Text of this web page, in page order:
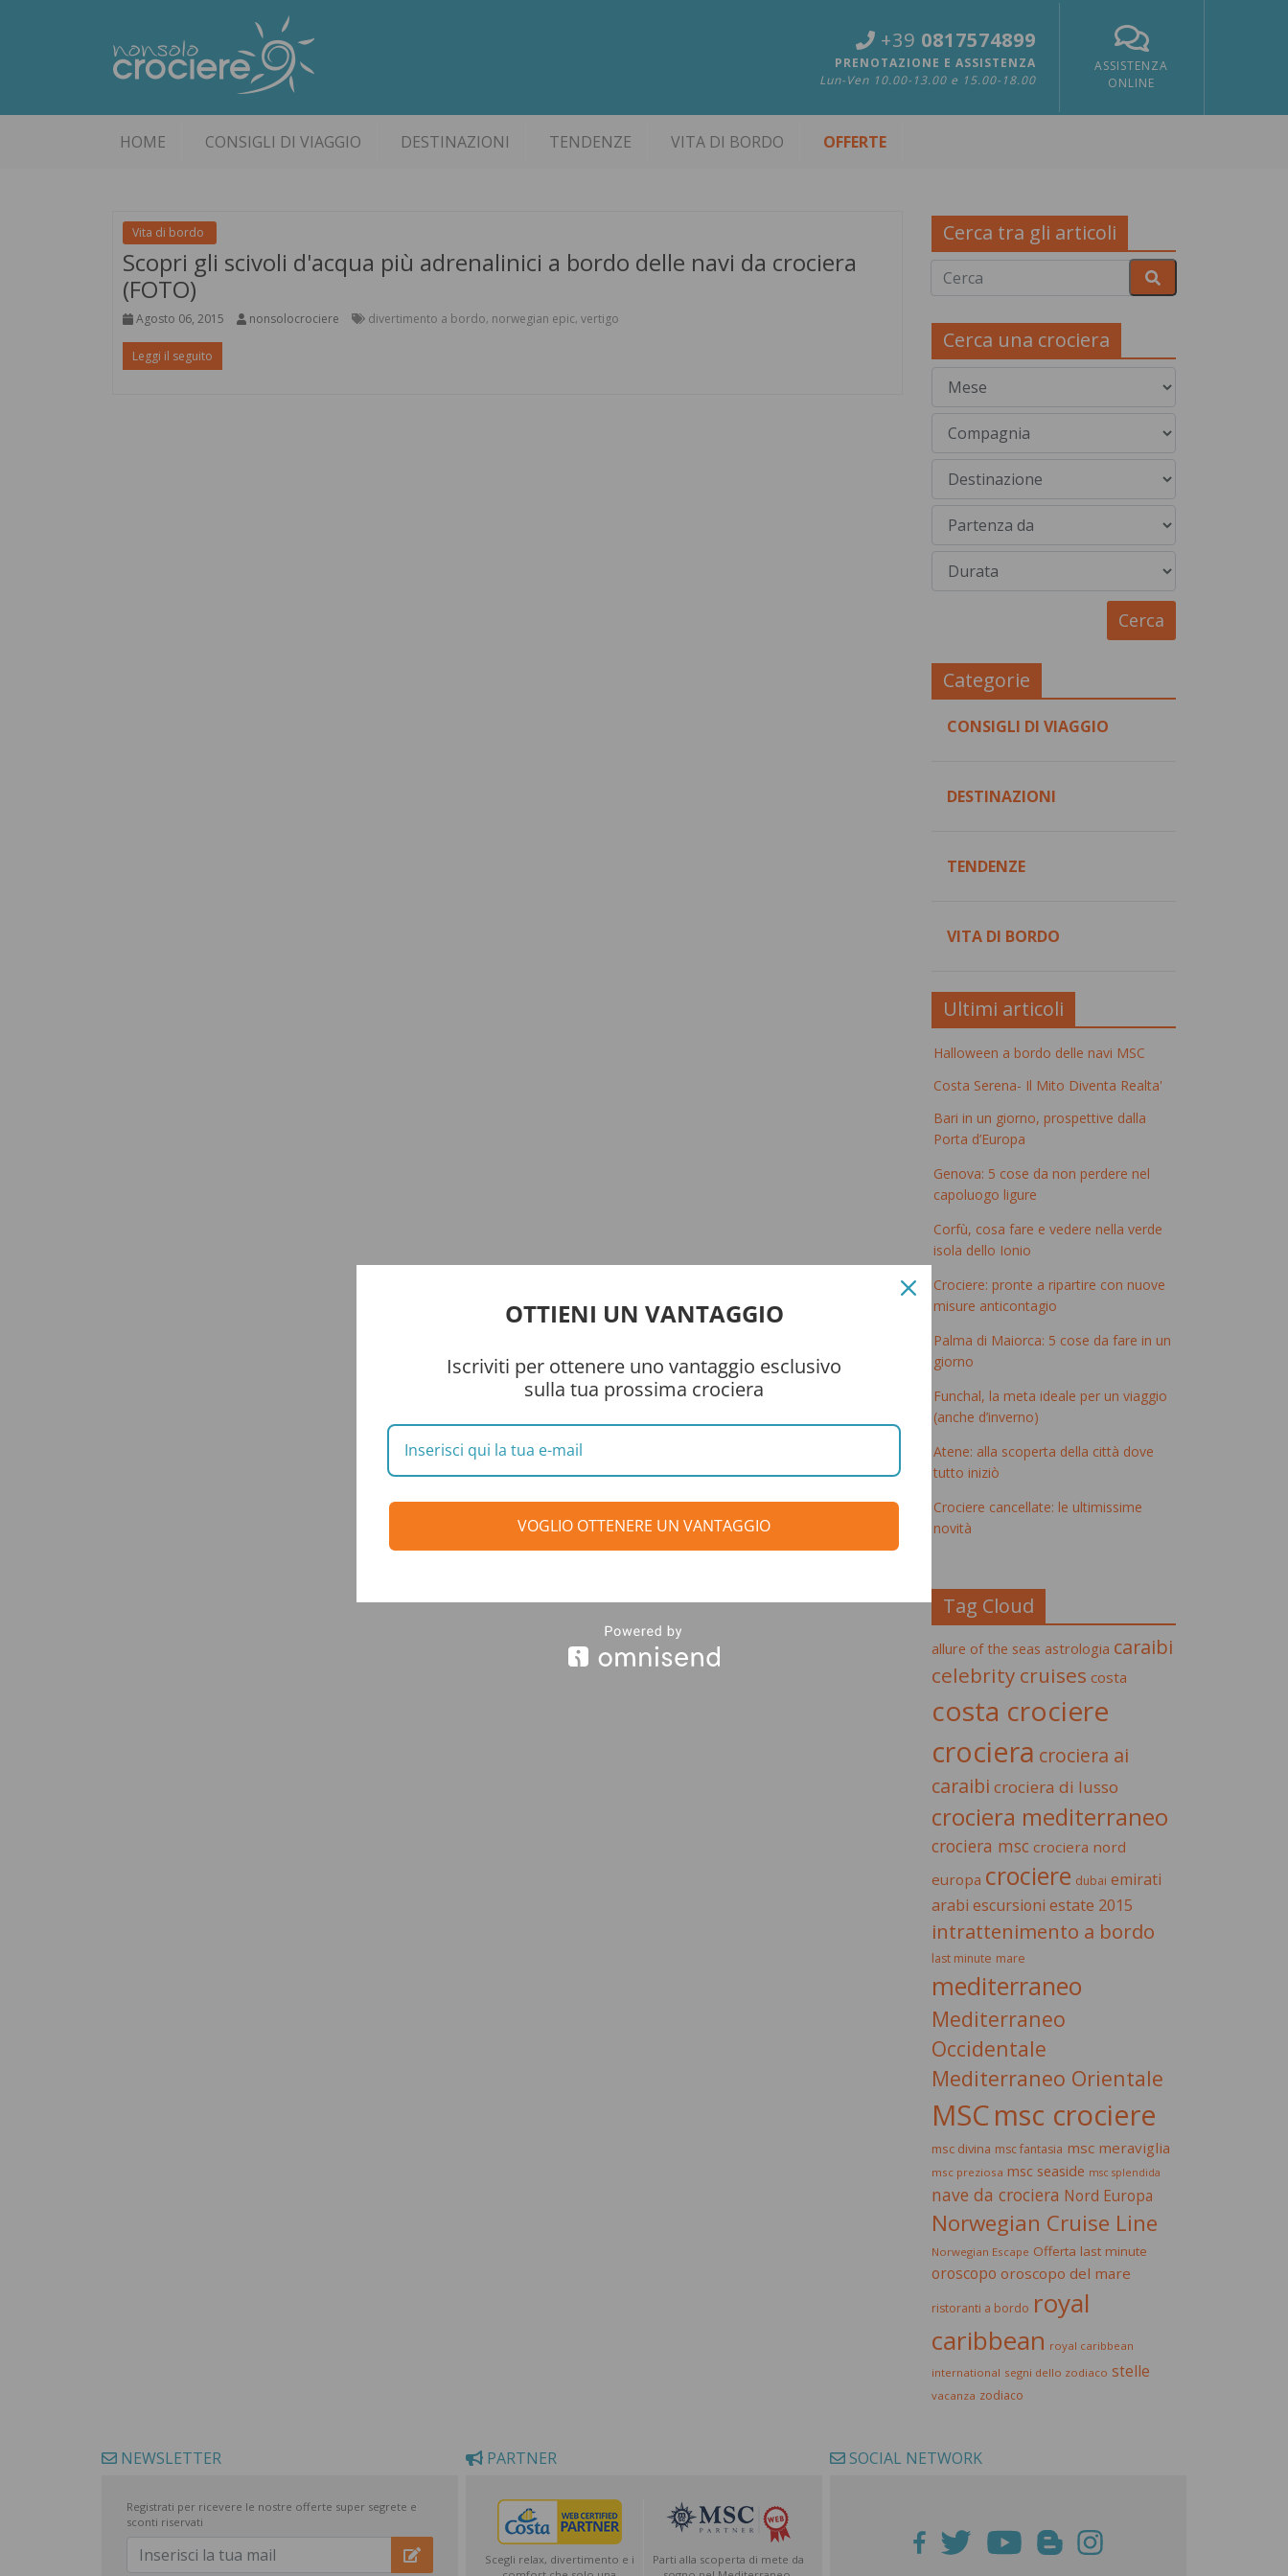
+39 0817574899
PRENOTAZIONE E ASSISTENZA
Lun-Ven 10.00-13.00 e 15.00-18.00
ASSISTENZA
ONLINE
HOME CONSIGLI DI VIAGGIO DESTINAZIONI TENDENZE VITA DI BORDO OFFERTE
Vita di bordo
Scopri gli scivoli d'acqua più adrenalinici a bordo delle navi da crociera
(FOTO)
Agosto 06, 2015 nonsolocrociere divertimento a bordo, norwegian epic, vertigo
Leggi il seguito
Cerca tra gli articoli
Cerca una crociera
Categorie
CONSIGLI DI VIAGGIO
DESTINAZIONI
TENDENZE
VITA DI BORDO
Ultimi articoli
Halloween a bordo delle navi MSC
Costa Serena- Il Mito Diventa Realta'
Bari in un giorno, prospettive dalla
Porta d’Europa
Genova: 5 cose da non perdere nel
capoluogo ligure
Corfù, cosa fare e vedere nella verde
isola dello Ionio
Crociere: pronte a ripartire con nuove
misure anticontagio
Palma di Maiorca: 5 cose da fare in un
giorno
Funchal, la meta ideale per un viaggio
(anche d’inverno)
Atene: alla scoperta della città dove
tutto iniziò
Crociere cancellate: le ultimissime
novità
Tag Cloud
allure of the seas astrologia caraibi
celebrity cruises costa
costa crociere
crociera crociera ai
caraibi crociera di lusso
crociera mediterraneo
crociera msc crociera nord
europa crociere dubai emirati
arabi escursioni estate 2015
intrattenimento a bordo
last minute mare
mediterraneo
Mediterraneo
Occidentale
Mediterraneo Orientale
MSCmsc crociere
msc divina msc fantasia msc meraviglia
msc preziosa msc seaside msc splendida
nave da crociera Nord Europa
Norwegian Cruise Line
Norwegian Escape Offerta last minute
oroscopo oroscopo del mare
ristoranti a bordo royal
caribbean royal caribbean
international segni dello zodiaco stelle
vacanza zodiaco
NEWSLETTER
Registrati per ricevere le nostre offerte super segrete e
sconti riservati
PARTNER
Scegli relax, divertimento e i
Parti alla scoperta di mete da
SOCIAL NETWORK
OTTIENI UN VANTAGGIO
Iscriviti per ottenere uno vantaggio esclusivo
sulla tua prossima crociera
VOGLIO OTTENERE UN VANTAGGIO